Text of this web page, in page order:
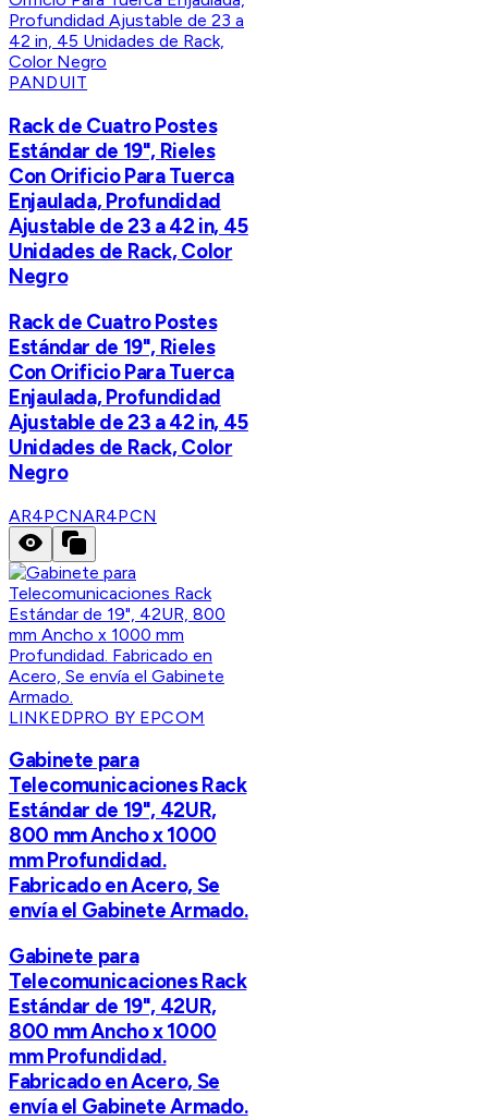
PANDUIT
Rack de Cuatro Postes
Estándar de 19", Rieles
Con Orificio Para Tuerca
Enjaulada, Profundidad
Ajustable de 23 a 42 in, 45
Unidades de Rack, Color
Negro
Rack de Cuatro Postes
Estándar de 19", Rieles
Con Orificio Para Tuerca
Enjaulada, Profundidad
Ajustable de 23 a 42 in, 45
Unidades de Rack, Color
Negro
AR4PCNAR4PCN
LINKEDPRO BY EPCOM
Gabinete para
Telecomunicaciones Rack
Estándar de 19", 42UR,
800 mm Ancho x 1000
mm Profundidad.
Fabricado en Acero, Se
envía el Gabinete Armado.
Gabinete para
Telecomunicaciones Rack
Estándar de 19", 42UR,
800 mm Ancho x 1000
mm Profundidad.
Fabricado en Acero, Se
envía el Gabinete Armado.